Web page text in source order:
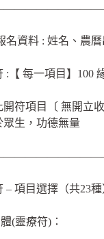
名資料 : 姓名、農
:【 每一項目】100
符項目〔 無開立
眾生，功德無量
– 項目選擇（共23種
(靈療符)：